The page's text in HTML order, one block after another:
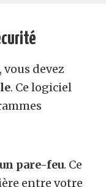
devez
. Ce logiciel
pare-feu. Ce
entre votre